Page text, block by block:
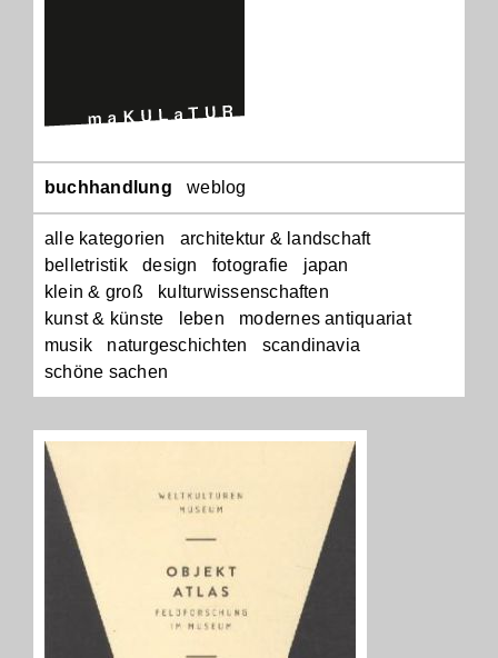
Navigation
buchhandlung weblog
alle kategorien
architektur & landschaft
belletristik
design fotografie
japan
klein & groß
kulturwissenschaften
kunst & künste
leben
modernes antiquariat
musik
naturgeschichten
scandinavia
schöne sachen